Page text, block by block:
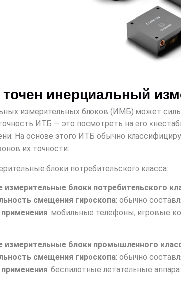
точен инерциальный
измерительных блоков (ИМБ) может
ИТБ — это посмотреть на его
На основе этого ИТБ обычно
их точности:
блоки потребительского класса:
измерительные блоки потребительского
смещения гироскопа: обычно
: мобильные телефоны, игровые
измерительные блоки промышленного
смещения гироскопа: обычно
: беспилотные летательные